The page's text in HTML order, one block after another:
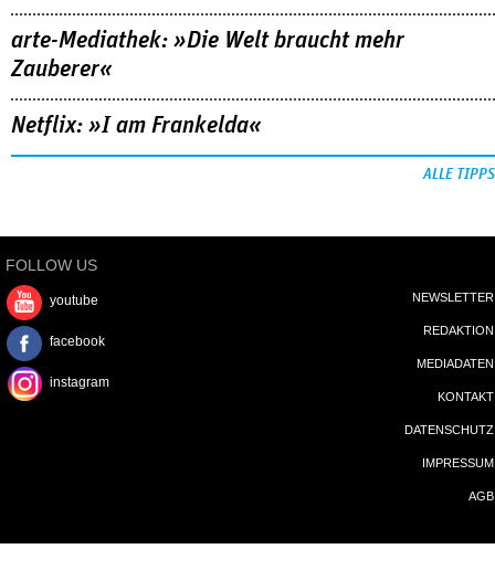
arte-Mediathek: »Die Welt braucht mehr
Zauberer«
Netflix: »I am Frankelda«
ALLE TIPPS
FOLLOW US
youtube
facebook
instagram
NEWSLETTER
REDAKTION
MEDIADATEN
KONTAKT
DATENSCHUTZ
IMPRESSUM
AGB